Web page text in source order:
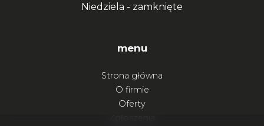
Niedziela - zamknięte
menu
Strona główna
O firmie
Oferty